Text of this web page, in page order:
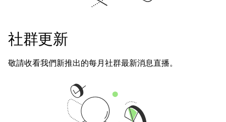
社群更新
敬請收看我們新推出的每月社群最新消息直播。